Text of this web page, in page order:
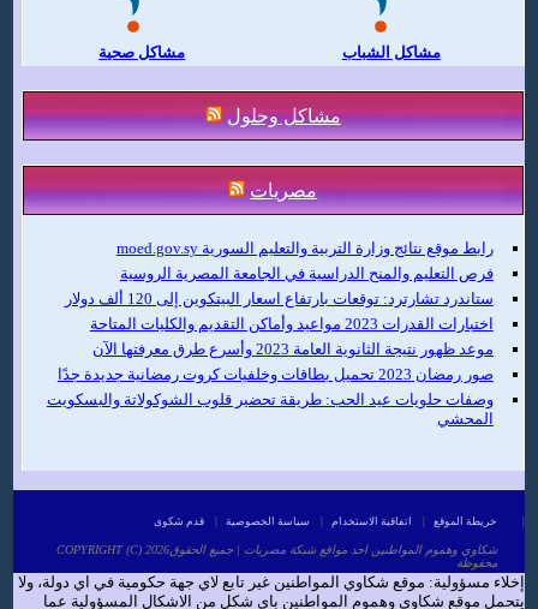
مشاكل صحية مشاكل الشباب
مشاكل وحلول
مصريات
رابط موقع نتائج وزارة التربية والتعليم السورية moed.gov.sy
فرص التعليم والمنح الدراسية في الجامعة المصرية الروسية
ستاندرد تشارترد: توقعات بارتفاع اسعار البيتكوين إلى 120 ألف دولار
اختبارات القدرات 2023 مواعيد وأماكن التقديم والكليات المتاحة
موعد ظهور نتيجة الثانوية العامة 2023 وأسرع طرق معرفتها الآن
صور رمضان 2023 تحميل بطاقات وخلفيات كروت رمضانية جديدة جدًا
وصفات حلويات عيد الحب: طريقة تحضير قلوب الشوكولاتة والبسكويت
المحشي
خريطة الموقع اتفاقية الاستخدام سياسة الخصوصية قدم شكوى
COPYRIGHT (C) 2026شكاوي وهموم المواطنين احد مواقع شبكة مصريات | جميع الحقوق
محفوظة
إخلاء مسؤولية: موقع شكاوي المواطنين غير تابع لاي جهة حكومية في اي دولة، ولا
يتحمل موقع شكاوي وهموم المواطنين باي شكل من الاشكال المسؤولية عما